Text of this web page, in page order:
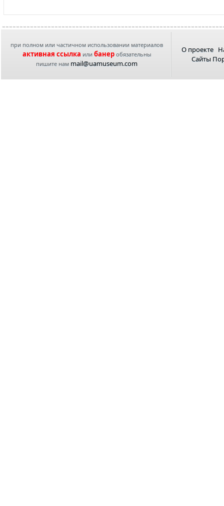
при полном или частичном использовании материалов
активная ссылка или банеробязательны
пишите нам mail@uamuseum.com
О проекте
Сайты